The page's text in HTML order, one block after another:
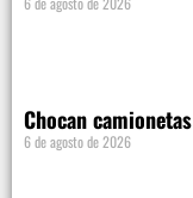
Chocan camionetas
6 de agosto de 2026